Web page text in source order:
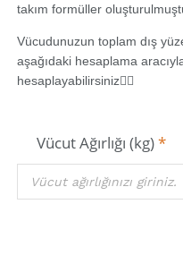
takım formüller
Vücudunuzun toplam dış
aşağıdaki hesaplama
hesaplayabilirsiniz👇🏻
Vücut Ağırlığı (kg)*